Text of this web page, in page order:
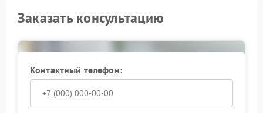
Заказать консультацию
Контактный телефон: